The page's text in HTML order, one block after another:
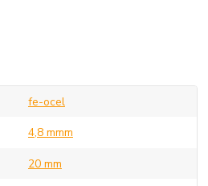
fe-ocel
4,8 mmm
20 mm